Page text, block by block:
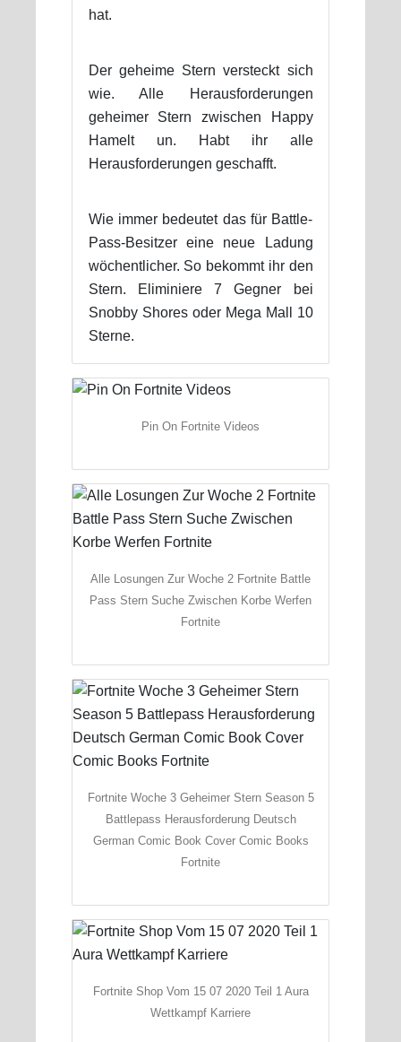
hat.
Der geheime Stern versteckt sich
wie. Alle Herausforderungen
geheimer Stern zwischen Happy
Hamelt un. Habt ihr alle
Herausforderungen geschafft.
Wie immer bedeutet das für Battle-
Pass-Besitzer eine neue Ladung
wöchentlicher. So bekommt ihr den
Stern. Eliminiere 7 Gegner bei
Snobby Shores oder Mega Mall 10
Sterne.
Pin On Fortnite Videos
Alle Losungen Zur Woche 2 Fortnite Battle
Pass Stern Suche Zwischen Korbe Werfen
Fortnite
Fortnite Woche 3 Geheimer Stern Season 5
Battlepass Herausforderung Deutsch
German Comic Book Cover Comic Books
Fortnite
Fortnite Shop Vom 15 07 2020 Teil 1 Aura
Wettkampf Karriere